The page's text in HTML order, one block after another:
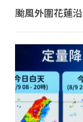
颱風外圍花蓮